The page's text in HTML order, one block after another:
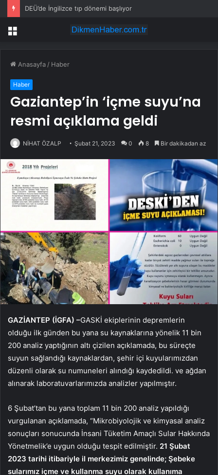
DEÜ’de İngilizce tıp dönemi başlıyor
Menü
Anasayfa / Haber
Haber
Gaziantep’in ‘içme suyu’na
resmi açıklama geldi
NİHAT ÖZALP Şubat 21, 2023 0 8 Bir dakikadan az
GAZİANTEP (İGFA) –GASKİ ekiplerinin depremlerin
olduğu ilk günden bu yana su kaynaklarına yönelik 11 bin
200 analiz yaptığının altı çizilen açıklamada, bu süreçte
suyun sağlandığı kaynaklardan, şehir içi kuyularımızdan
düzenli olarak su numuneleri alındığı kaydedildi. ve ağdan
alınarak laboratuvarlarımızda analizler yapılmıştır.
6 Şubat’tan bu yana toplam 11 bin 200 analiz yapıldığı
vurgulanan açıklamada, “Mikrobiyolojik ve kimyasal analiz
sonuçları sonucunda İnsani Tüketim Amaçlı Sular Hakkında
Yönetmelik’e uygun olduğu tespit edilmiştir. 21 Şubat
2023 tarihi itibariyle il merkezimiz genelinde; Şebeke
sularımız içme ve kullanma suyu olarak kullanıma